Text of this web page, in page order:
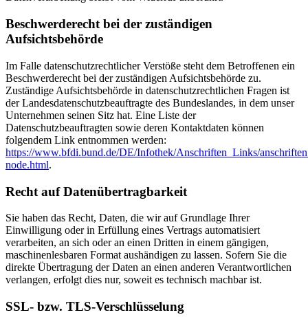
Beschwerderecht bei der zuständigen
Aufsichtsbehörde
Im Falle datenschutzrechtlicher Verstöße steht dem Betroffenen ein
Beschwerderecht bei der zuständigen Aufsichtsbehörde zu.
Zuständige Aufsichtsbehörde in datenschutzrechtlichen Fragen ist
der Landesdatenschutzbeauftragte des Bundeslandes, in dem unser
Unternehmen seinen Sitz hat. Eine Liste der
Datenschutzbeauftragten sowie deren Kontaktdaten können
folgendem Link entnommen werden:
https://www.bfdi.bund.de/DE/Infothek/Anschriften_Links/
node.html.
Recht auf Datenübertragbarkeit
Sie haben das Recht, Daten, die wir auf Grundlage Ihrer
Einwilligung oder in Erfüllung eines Vertrags automatisiert
verarbeiten, an sich oder an einen Dritten in einem gängigen,
maschinenlesbaren Format aushändigen zu lassen. Sofern Sie die
direkte Übertragung der Daten an einen anderen Verantwortlichen
verlangen, erfolgt dies nur, soweit es technisch machbar ist.
SSL- bzw. TLS-Verschlüsselung